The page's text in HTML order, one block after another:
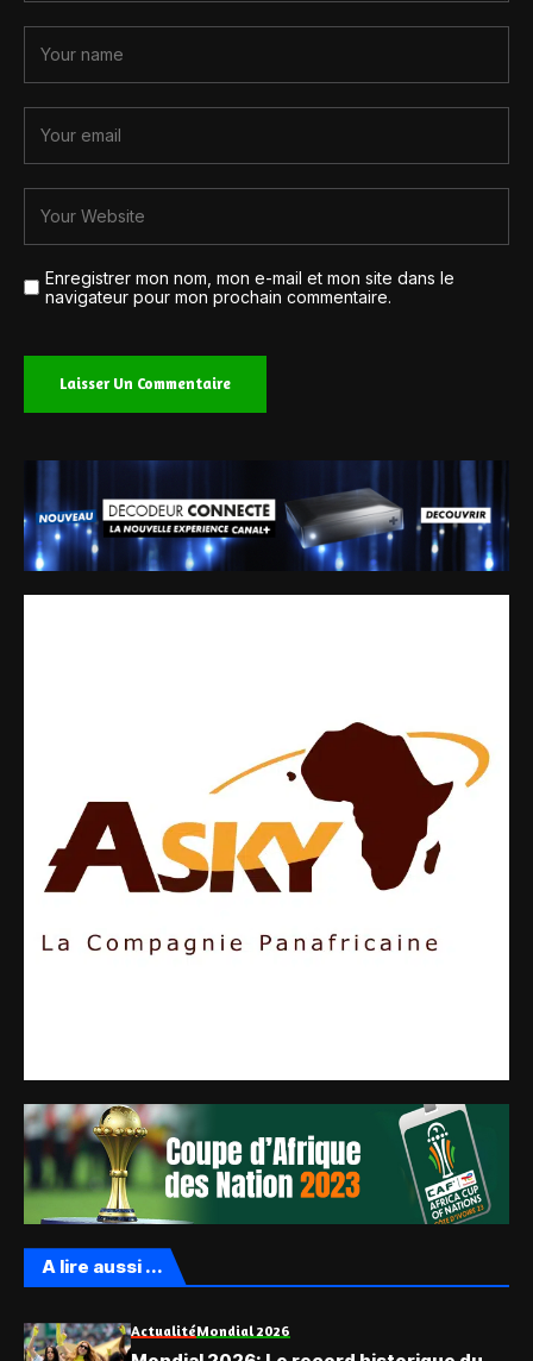
Enregistrer mon nom, mon e-mail et mon site dans le
navigateur pour mon prochain commentaire.
A lire aussi ...
ActualitéMondial 2026